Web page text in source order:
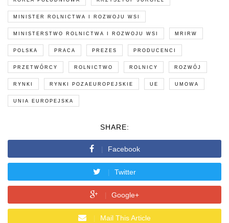
MINISTER ROLNICTWA I ROZWOJU WSI
MINISTERSTWO ROLNICTWA I ROZWOJU WSI MRIRW
POLSKA PRACA PREZES PRODUCENCI
PRZETWÓRCY ROLNICTWO ROLNICY ROZWÓJ
RYNKI RYNKI POZAEUROPEJSKIE UE UMOWA
UNIA EUROPEJSKA
SHARE:
Facebook
Twitter
Google+
Mail This Article